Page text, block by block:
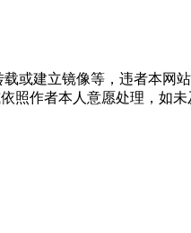
或建立镜像等，违者本
作者本人意愿处理，如未